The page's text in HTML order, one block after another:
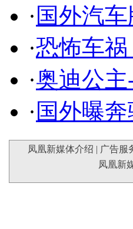
· 国外汽
·恐怖车
·奥迪公
· 国外曝
凤凰新媒体介绍 | 广告服
凤凰新